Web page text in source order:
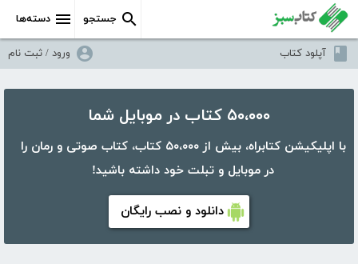
دسته‌ها جستجو
آپلود کتاب ورود / ثبت نام
۵۰،۰۰۰ کتاب در موبایل شما
با اپلیکیشن کتابراه، بیش از ۵۰،۰۰۰ کتاب، کتاب صوتی و رمان را
در موبایل و تبلت خود داشته باشید!
دانلود و نصب رایگان